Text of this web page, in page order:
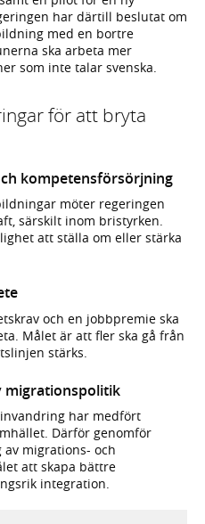
har därtill beslutat om
med en bortre
ska arbeta mer
som inte talar svenska.
för att bryta
kompetensförsörjning
möter regeringen
särskilt inom bristyrken.
att ställa om eller stärka
och en jobbpremie ska
Målet är att fler ska gå från
stärks.
migrationspolitik
har medfört
Därför genomför
migrations- och
att skapa bättre
integration.